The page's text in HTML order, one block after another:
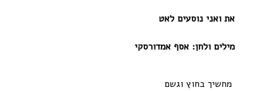
את ואני נוסעים לאט
מילים ולחן: אסף אמדורסקי
מחשיך בחוץ וגשם